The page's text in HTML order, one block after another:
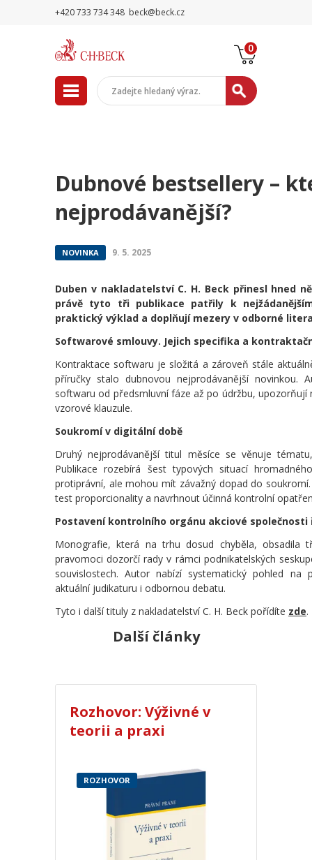
+420 733 734 348 beck@beck.cz
0
Dubnové bestsellery –
nejprodávanější?
NOVINKA 9. 5. 2025
Duben v nakladatelství C. H. Beck přinesl hned
právě tyto tři publikace patřily k
praktický výklad a doplňují mezery v odborné
Softwarové smlouvy. Jejich specifika a
Kontraktace softwaru je složitá a zároveň stále
příručky stalo dubnovou nejprodávanější novinkou.
softwaru od předsmluvní fáze až po údržbu, upozorňují
vzorové klauzule.
Soukromí v digitální době
Druhý nejprodávanější titul měsíce se věnuje
Publikace rozebírá šest typových situací
protiprávní, ale mohou mít závažný dopad do
test proporcionality a navrhnout účinná kontrolní
Postavení kontrolního orgánu akciové společnosti
Monografie, která na trhu dosud chyběla,
pravomoci dozorčí rady v rámci podnikatelských
souvislostech. Autor nabízí systematický pohled na
aktuální judikaturu i odbornou debatu.
Tyto i další tituly z nakladatelství C. H. Beck pořídíte zde.
Další články
Rozhovor: Výživné v
teorii a praxi
ROZHOVOR